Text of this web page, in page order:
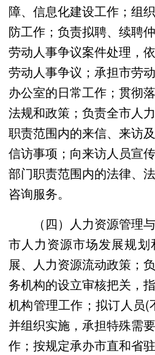
障、信息化建设工作；组
防工作；负责拟聘、续聘
劳动人事争议案件处理，
劳动人事争议；承担市劳
办公室的日常工作；贯彻
法规和政策；负责全市人
职责范围内的来信、来访
信访事项；向来访人员宣
部门职责范围内的法律、
咨询服务。
（四）人力资源管理与
市人力资源市场发展规
展、人力资源流动政策；
务机构的设立审核把关，
机构管理工作；拟订人员
并组织实施，承担特殊需
作；按规定承办市直和省